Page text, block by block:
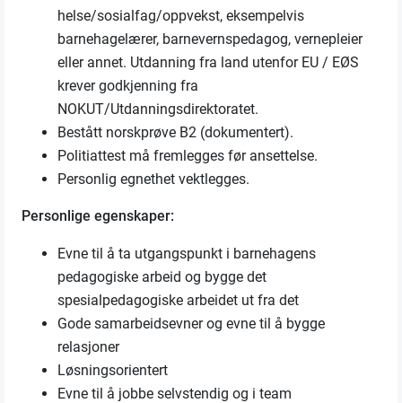
helse/sosialfag/oppvekst, eksempelvis
barnehagelærer, barnevernspedagog, vernepleier
eller annet. Utdanning fra land utenfor EU / EØS
krever godkjenning fra
NOKUT/Utdanningsdirektoratet.
Bestått norskprøve B2 (dokumentert).
Politiattest må fremlegges før ansettelse.
Personlig egnethet vektlegges.
Personlige egenskaper:
Evne til å ta utgangspunkt i barnehagens
pedagogiske arbeid og bygge det
spesialpedagogiske arbeidet ut fra det
Gode samarbeidsevner og evne til å bygge
relasjoner
Løsningsorientert
Evne til å jobbe selvstendig og i team